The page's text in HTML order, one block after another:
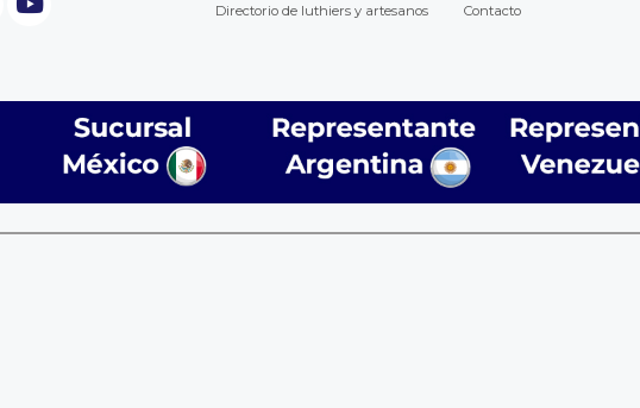
Directorio de luthiers y artesanos
Contacto